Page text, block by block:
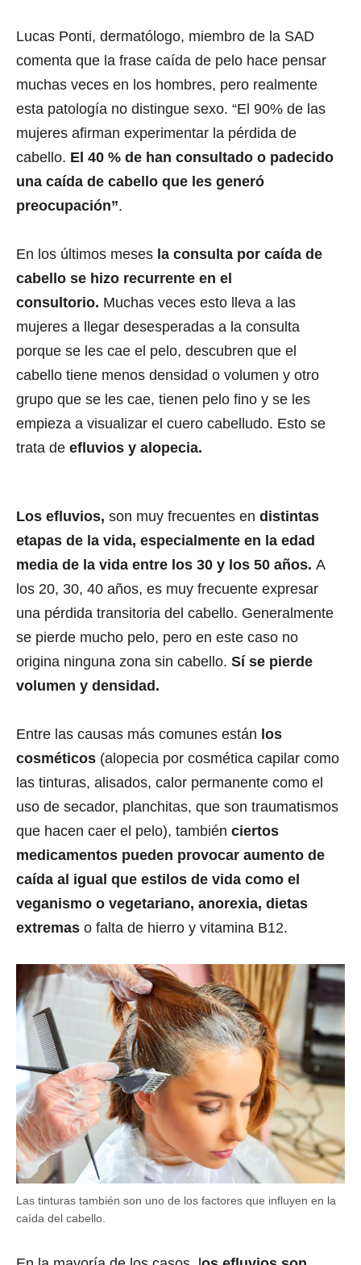
Lucas Ponti, dermatólogo, miembro de la SAD
comenta que la frase caída de pelo hace pensar
muchas veces en los hombres, pero realmente
esta patología no distingue sexo. “El 90% de las
mujeres afirman experimentar la pérdida de
cabello. El 40 % de han consultado o padecido
una caída de cabello que les generó
preocupación”.
En los últimos meses la consulta por caída de
cabello se hizo recurrente en el
consultorio. Muchas veces esto lleva a las
mujeres a llegar desesperadas a la consulta
porque se les cae el pelo, descubren que el
cabello tiene menos densidad o volumen y otro
grupo que se les cae, tienen pelo fino y se les
empieza a visualizar el cuero cabelludo. Esto se
trata de efluvios y alopecia.
Los efluvios, son muy frecuentes en distintas
etapas de la vida, especialmente en la edad
media de la vida entre los 30 y los 50 años. A
los 20, 30, 40 años, es muy frecuente expresar
una pérdida transitoria del cabello. Generalmente
se pierde mucho pelo, pero en este caso no
origina ninguna zona sin cabello. Sí se pierde
volumen y densidad.
Entre las causas más comunes están los
cosméticos (alopecia por cosmética capilar como
las tinturas, alisados, calor permanente como el
uso de secador, planchitas, que son traumatismos
que hacen caer el pelo), también ciertos
medicamentos pueden provocar aumento de
caída al igual que estilos de vida como el
veganismo o vegetariano, anorexia, dietas
extremas o falta de hierro y vitamina B12.
Las tinturas también son uno de los factores que influyen en la
caída del cabello.